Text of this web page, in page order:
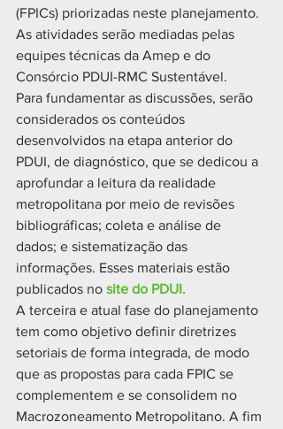
(FPICs) priorizadas neste planejamento.
As atividades serão mediadas pelas
equipes técnicas da Amep e do
Consórcio PDUI-RMC Sustentável.
Para fundamentar as discussões, serão
considerados os conteúdos
desenvolvidos na etapa anterior do
PDUI, de diagnóstico, que se dedicou a
aprofundar a leitura da realidade
metropolitana por meio de revisões
bibliográficas; coleta e análise de
dados; e sistematização das
informações. Esses materiais estão
publicados no site do PDUI.
A terceira e atual fase do planejamento
tem como objetivo definir diretrizes
setoriais de forma integrada, de modo
que as propostas para cada FPIC se
complementem e se consolidem no
Macrozoneamento Metropolitano. A fim